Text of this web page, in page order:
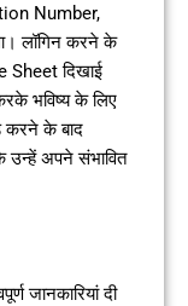
Number,
लॉगिन करने के
Sheet दिखाई
भविष्य के लिए
करने के बाद
उन्हें अपने संभावित
जानकारियां दी